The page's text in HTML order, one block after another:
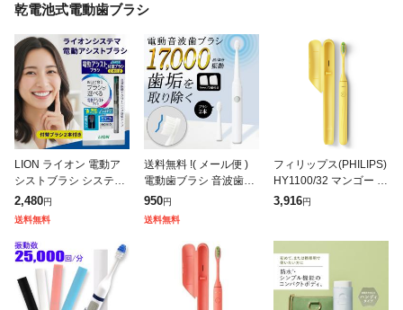
乾電池式電動歯ブラシ
LION ライオン 電動ア
シストブラシ システマ
本体 付替ブラシ2本付
き 電動歯ブラシ 電動
ーラルケ
2,480円
送料無料
送料無料 !( メール便 )
電動歯ブラシ 音波歯ブ
ラシ 替えブラシ+キャ
ップ付き 防水 山切りカ
950円
送料無料
フィリップス(PHILIPS)
HY1100/32 マンゴー 乾
電池式電動歯ブラシ
3,916円